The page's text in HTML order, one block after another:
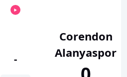
-
Corendon
Alanyaspor